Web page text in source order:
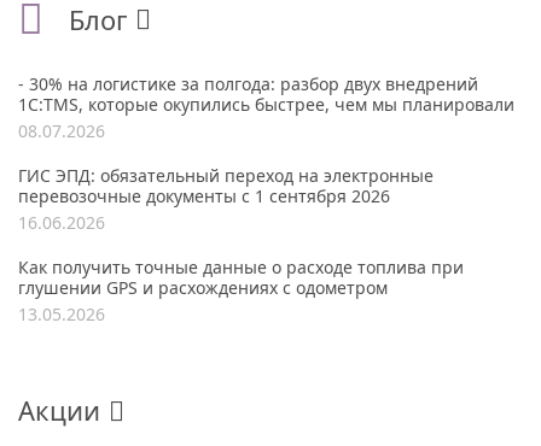
Блог
- 30% на логистике за полгода: разбор двух внедрений
1С:TMS, которые окупились быстрее, чем мы планировали
08.07.2026
ГИС ЭПД: обязательный переход на электронные
перевозочные документы с 1 сентября 2026
16.06.2026
Как получить точные данные о расходе топлива при
глушении GPS и расхождениях с одометром
13.05.2026
Акции